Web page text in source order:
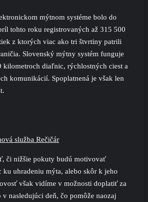
mýtnom systéme bolo do
tohto roku registrovaných až 315 500
z ktorých viac ako tri štvrtiny patrili
Slovenský mýtny systém funguje
kilometroch diaľnic, rýchlostných ciest a
komunikácií. Spoplatnená je však len
či nižšie pokuty budú motivovať
ku uhradeniu mýta, alebo skôr k jeho
však vidíme v možnosti doplatiť za
v nasledujúci deň, čo pomôže naozaj